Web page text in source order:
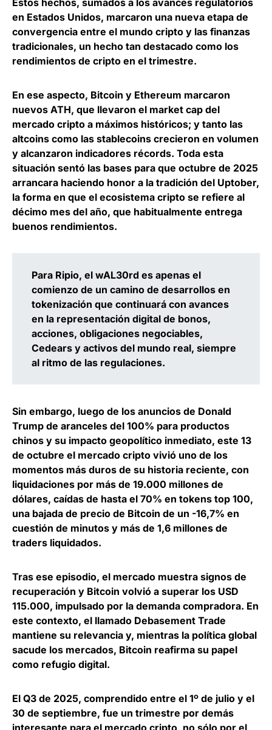
Estos hechos, sumados a los avances regulatorios
en Estados Unidos, marcaron una nueva etapa de
convergencia entre el mundo cripto y las finanzas
tradicionales, un hecho tan destacado como los
rendimientos de cripto en el trimestre.
En ese aspecto, Bitcoin y Ethereum marcaron
nuevos ATH, que llevaron el market cap del
mercado cripto a máximos históricos; y tanto las
altcoins como las stablecoins crecieron en volumen
y alcanzaron indicadores récords. Toda esta
situación sentó las bases para que octubre de 2025
arrancara haciendo honor a la tradición del Uptober,
la forma en que el ecosistema cripto se refiere al
décimo mes del año, que habitualmente entrega
buenos rendimientos.
Para Ripio, el wAL30rd es apenas el
comienzo de un camino de desarrollos en
tokenización que continuará con avances
en la representación digital de bonos,
acciones, obligaciones negociables,
Cedears y activos del mundo real, siempre
al ritmo de las regulaciones.
Sin embargo, luego de los anuncios de Donald
Trump de aranceles del 100% para productos
chinos y su impacto geopolítico inmediato, este 13
de octubre el mercado cripto vivió uno de los
momentos más duros de su historia reciente, con
liquidaciones por más de 19.000 millones de
dólares, caídas de hasta el 70% en tokens top 100,
una bajada de precio de Bitcoin de un -16,7% en
cuestión de minutos y más de 1,6 millones de
traders liquidados.
Tras ese episodio, el mercado muestra signos de
recuperación y Bitcoin volvió a superar los USD
115.000, impulsado por la demanda compradora. En
este contexto, el llamado Debasement Trade
mantiene su relevancia y, mientras la política global
sacude los mercados, Bitcoin reafirma su papel
como refugio digital.
El Q3 de 2025, comprendido entre el 1º de julio y el
30 de septiembre, fue un trimestre por demás